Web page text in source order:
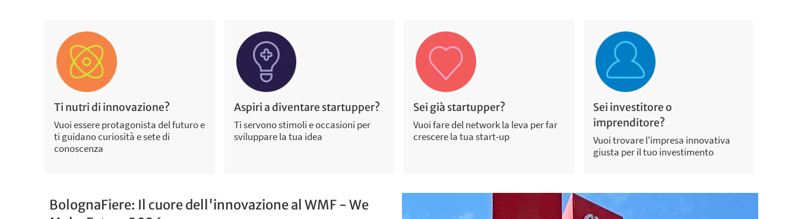
Ti nutri di innovazione?
Vuoi essere protagonista del futuro e
ti guidano curiosità e sete di
conoscenza
Aspiri a diventare startupper?
Ti servono stimoli e occasioni per
sviluppare la tua idea
Sei già startupper?
Vuoi fare del network la leva per far
crescere la tua start-up
Sei investitore o
imprenditore?
Vuoi trovare l'impresa innovativa
giusta per il tuo investimento
BolognaFiere: Il cuore dell'innovazione al WMF - We